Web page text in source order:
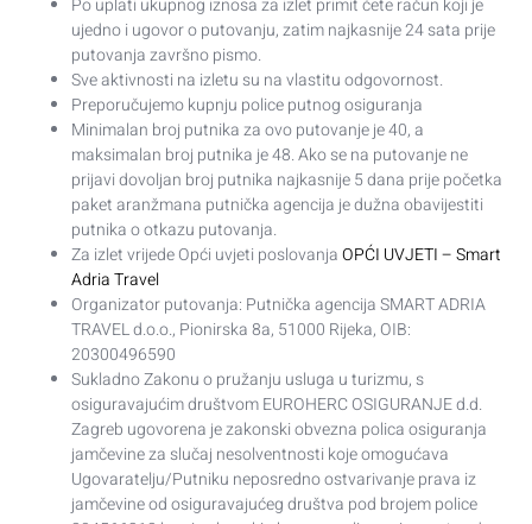
Po uplati ukupnog iznosa za izlet primit ćete račun koji je
ujedno i ugovor o putovanju, zatim najkasnije 24 sata prije
putovanja završno pismo.
Sve aktivnosti na izletu su na vlastitu odgovornost.
Preporučujemo kupnju police putnog osiguranja
Minimalan broj putnika za ovo putovanje je 40, a
maksimalan broj putnika je 48. Ako se na putovanje ne
prijavi dovoljan broj putnika najkasnije 5 dana prije početka
paket aranžmana putnička agencija je dužna obavijestiti
putnika o otkazu putovanja.
Za izlet vrijede Opći uvjeti poslovanjaOPĆI UVJETI – Smart
Adria Travel
Organizator putovanja: Putnička agencija SMART ADRIA
TRAVEL d.o.o., Pionirska 8a, 51000 Rijeka, OIB:
20300496590
Sukladno Zakonu o pružanju usluga u turizmu, s
osiguravajućim društvom EUROHERC OSIGURANJE d.d.
Zagreb ugovorena je zakonski obvezna polica osiguranja
jamčevine za slučaj nesolventnosti koje omogućava
Ugovaratelju/Putniku neposredno ostvarivanje prava iz
jamčevine od osiguravajućeg društva pod brojem police